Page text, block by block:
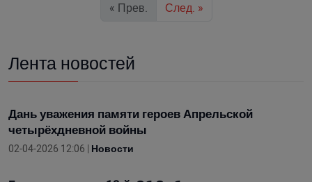
« Прев. След. »
Лента новостей
Дань уважения памяти героев Апрельской
четырёхдневной войны
02-04-2026 12:06 | Новости